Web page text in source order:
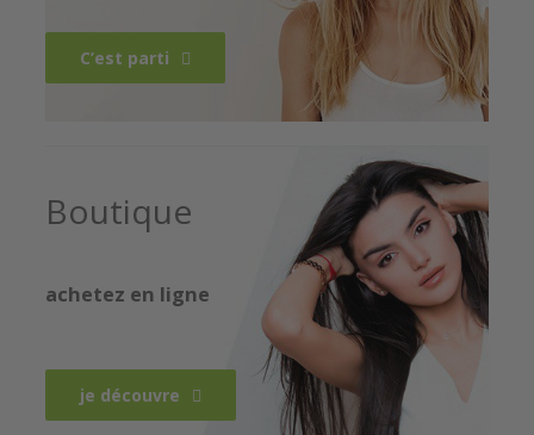
C’est parti
Boutique
achetez en ligne
je découvre